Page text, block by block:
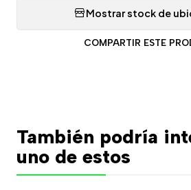
Mostrar stock de
COMPARTIR ESTE
También podría
uno de estos